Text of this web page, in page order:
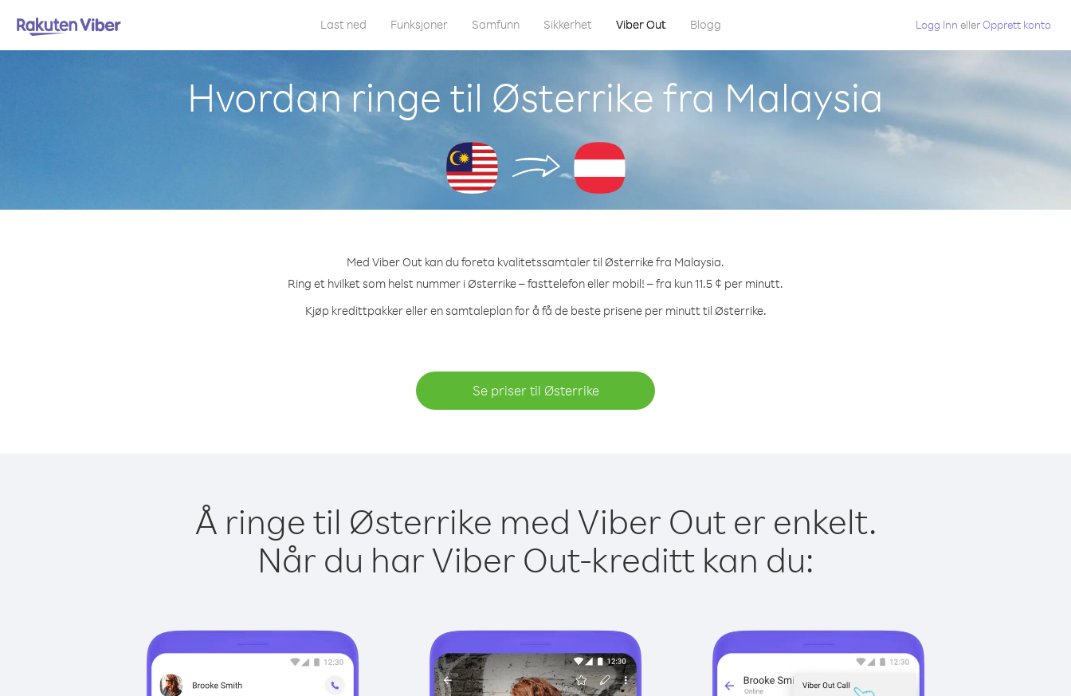
Last ned Funksjoner Samfunn Sikkerhet Viber Out Blogg Logg Inn ellerOpprett konto
Hvordan ringe til Østerrike fra Malaysia
Med Viber Out kan du foreta kvalitetssamtaler til Østerrike fra Malaysia.
Ring et hvilket som helst nummer i Østerrike – fasttelefon eller mobil! – fra kun 11.5 ¢ per minutt.
Kjøp kredittpakker eller en samtaleplan for å få de beste prisene per minutt til Østerrike.
Se priser til Østerrike
Å ringe til Østerrike med Viber Out er enkelt.
Når du har Viber Out-kreditt kan du: